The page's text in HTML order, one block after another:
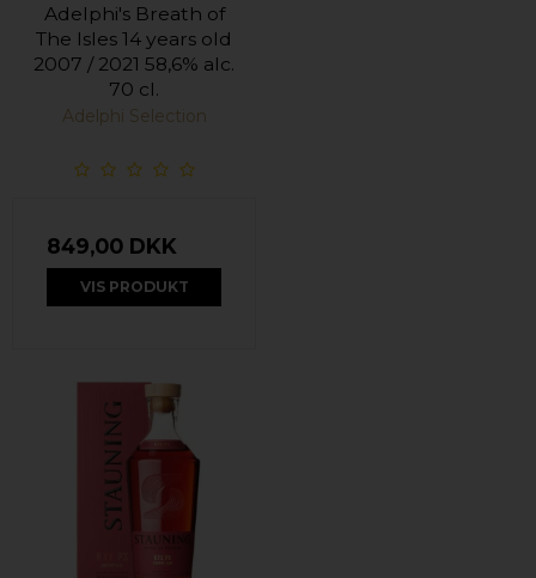
Adelphi's Breath of
The Isles 14 years old
2007 / 2021 58,6% alc.
70 cl.
Adelphi Selection
849,00 DKK
VIS PRODUKT